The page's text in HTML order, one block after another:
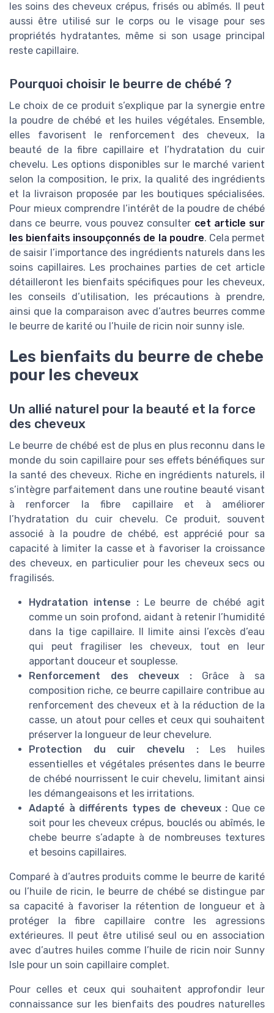
les soins des cheveux crépus, frisés ou abîmés. Il peut
aussi être utilisé sur le corps ou le visage pour ses
propriétés hydratantes, même si son usage principal
reste capillaire.
Pourquoi choisir le beurre de chébé ?
Le choix de ce produit s’explique par la synergie entre
la poudre de chébé et les huiles végétales. Ensemble,
elles favorisent le renforcement des cheveux, la
beauté de la fibre capillaire et l’hydratation du cuir
chevelu. Les options disponibles sur le marché varient
selon la composition, le prix, la qualité des ingrédients
et la livraison proposée par les boutiques spécialisées.
Pour mieux comprendre l’intérêt de la poudre de chébé
dans ce beurre, vous pouvez consulter cet article sur
les bienfaits insoupçonnés de la poudre. Cela permet
de saisir l’importance des ingrédients naturels dans les
soins capillaires. Les prochaines parties de cet article
détailleront les bienfaits spécifiques pour les cheveux,
les conseils d’utilisation, les précautions à prendre,
ainsi que la comparaison avec d’autres beurres comme
le beurre de karité ou l’huile de ricin noir sunny isle.
Les bienfaits du beurre de chebe
pour les cheveux
Un allié naturel pour la beauté et la force
des cheveux
Le beurre de chébé est de plus en plus reconnu dans le
monde du soin capillaire pour ses effets bénéfiques sur
la santé des cheveux. Riche en ingrédients naturels, il
s’intègre parfaitement dans une routine beauté visant
à renforcer la fibre capillaire et à améliorer
l’hydratation du cuir chevelu. Ce produit, souvent
associé à la poudre de chébé, est apprécié pour sa
capacité à limiter la casse et à favoriser la croissance
des cheveux, en particulier pour les cheveux secs ou
fragilisés.
Hydratation intense :Le beurre de chébé agit
comme un soin profond, aidant à retenir l’humidité
dans la tige capillaire. Il limite ainsi l’excès d’eau
qui peut fragiliser les cheveux, tout en leur
apportant douceur et souplesse.
Renforcement des cheveux :Grâce à sa
composition riche, ce beurre capillaire contribue au
renforcement des cheveux et à la réduction de la
casse, un atout pour celles et ceux qui souhaitent
préserver la longueur de leur chevelure.
Protection du cuir chevelu :Les huiles
essentielles et végétales présentes dans le beurre
de chébé nourrissent le cuir chevelu, limitant ainsi
les démangeaisons et les irritations.
Adapté à différents types de cheveux : Que ce
soit pour les cheveux crépus, bouclés ou abîmés, le
chebe beurre s’adapte à de nombreuses textures
et besoins capillaires.
Comparé à d’autres produits comme le beurre de karité
ou l’huile de ricin, le beurre de chébé se distingue par
sa capacité à favoriser la rétention de longueur et à
protéger la fibre capillaire contre les agressions
extérieures. Il peut être utilisé seul ou en association
avec d’autres huiles comme l’huile de ricin noir Sunny
Isle pour un soin capillaire complet.
Pour celles et ceux qui souhaitent approfondir leur
connaissance sur les bienfaits des poudres naturelles